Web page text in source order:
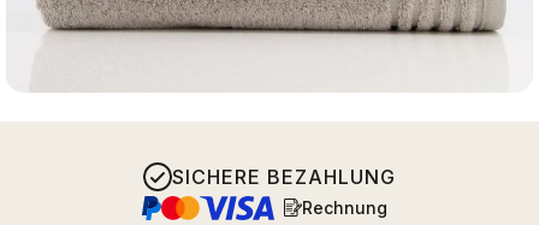
SICHERE BEZAHLUNG
Rechnung